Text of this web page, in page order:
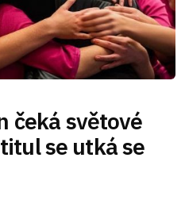
čeká světové
se utká se